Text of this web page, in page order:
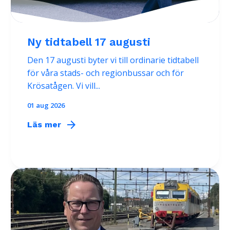
Ny tidtabell 17 augusti
Den 17 augusti byter vi till ordinarie tidtabell
för våra stads- och regionbussar och för
Krösatågen. Vi vill...
01 aug 2026
Läs mer arrow_forward